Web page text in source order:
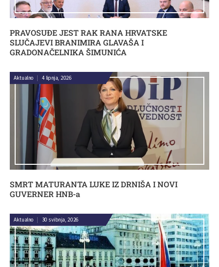
PRAVOSUĐE JEST RAK RANA HRVATSKE
SLUČAJEVI BRANIMIRA GLAVAŠA I
GRADONAČELNIKA ŠIMUNIĆA
SMRT MATURANTA LUKE IZ DRNIŠA I NOVI
GUVERNER HNB-a
Aktualno | 4 lipnja, 2026
Aktualno | 30 svibnja, 2026